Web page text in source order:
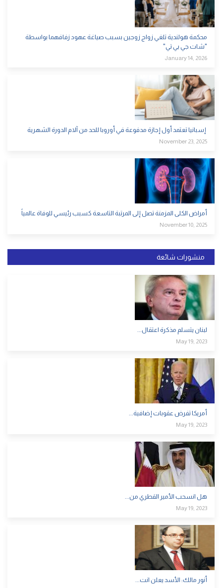
محكمة هولندية تلغي زواج زوجين بسبب صياغة عهود زفافهما بواسطة
"شات جي بي تي"
January 14, 2026
إسبانيا تعتمد أول إجازة مدفوعة في أوروبا للحد من آلام الدورة الشهرية
November 23, 2025
أمراض الكلى المزمنة تصل إلى المرتبة التاسعة كسبب رئيسي للوفاة عالمياً
November 10, 2025
منشورات شائعة
لبنان يتسلم مذكرة اعتقال...
May 19, 2023
أمريكا تفرض عقوبات إضافية...
May 19, 2023
هل انسحب الأمير القطري من...
May 19, 2023
أنور مالك: الأسد يعلن انت...